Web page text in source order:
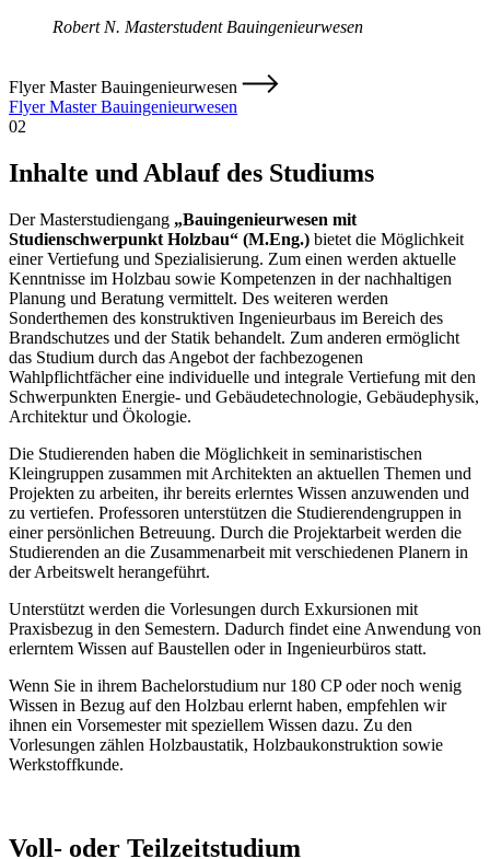
Robert N. Masterstudent Bauingenieurwesen
Flyer Master Bauingenieurwesen
Flyer Master Bauingenieurwesen
02
Inhalte und Ablauf des Studiums
Der Masterstudiengang „Bauingenieurwesen mit
Studienschwerpunkt Holzbau“ (M.Eng.) bietet die Möglichkeit
einer Vertiefung und Spezialisierung. Zum einen werden aktuelle
Kenntnisse im Holzbau sowie Kompetenzen in der nachhaltigen
Planung und Beratung vermittelt. Des weiteren werden
Sonderthemen des konstruktiven Ingenieurbaus im Bereich des
Brandschutzes und der Statik behandelt. Zum anderen ermöglicht
das Studium durch das Angebot der fachbezogenen
Wahlpflichtfächer eine individuelle und integrale Vertiefung mit den
Schwerpunkten Energie- und Gebäudetechnologie, Gebäudephysik,
Architektur und Ökologie.
Die Studierenden haben die Möglichkeit in seminaristischen
Kleingruppen zusammen mit Architekten an aktuellen Themen und
Projekten zu arbeiten, ihr bereits erlerntes Wissen anzuwenden und
zu vertiefen. Professoren unterstützen die Studierendengruppen in
einer persönlichen Betreuung. Durch die Projektarbeit werden die
Studierenden an die Zusammenarbeit mit verschiedenen Planern in
der Arbeitswelt herangeführt.
Unterstützt werden die Vorlesungen durch Exkursionen mit
Praxisbezug in den Semestern. Dadurch findet eine Anwendung von
erlerntem Wissen auf Baustellen oder in Ingenieurbüros statt.
Wenn Sie in ihrem Bachelorstudium nur 180 CP oder noch wenig
Wissen in Bezug auf den Holzbau erlernt haben, empfehlen wir
ihnen ein Vorsemester mit speziellem Wissen dazu. Zu den
Vorlesungen zählen Holzbaustatik, Holzbaukonstruktion sowie
Werkstoffkunde.
Voll- oder Teilzeitstudium